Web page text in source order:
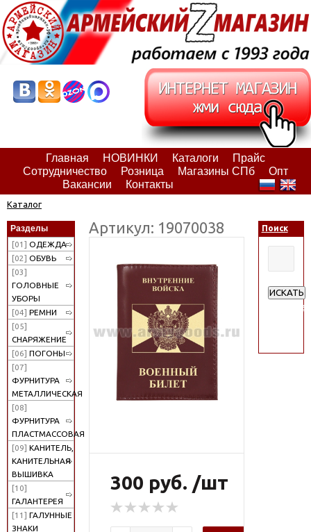
Главная НОВИНКИ Каталоги
Прайс
Сотрудничество
Розница Магазины СПб
Опт
Вакансии
Контакты
Каталог
Разделы
[01] ОДЕЖДА
[02] ОБУВЬ
[03]
ГОЛОВНЫЕ
УБОРЫ
[04] РЕМНИ
[05]
СНАРЯЖЕНИЕ
[06] ПОГОНЫ
[07]
ФУРНИТУРА
МЕТАЛЛИЧЕСКАЯ
[08]
ФУРНИТУРА
ПЛАСТМАССОВАЯ
[09] КАНИТЕЛЬ,
КАНИТЕЛЬНАЯ
ВЫШИВКА
[10]
ГАЛАНТЕРЕЯ
[11] ГАЛУННЫЕ
ЗНАКИ
Артикул: 19070038
300 руб. /шт
Поиск
ИСКАТЬ